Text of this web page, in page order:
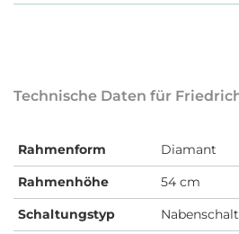
Technische Daten für
Rahmenform
Diamant
Rahmenhöhe
54 cm
Schaltungstyp